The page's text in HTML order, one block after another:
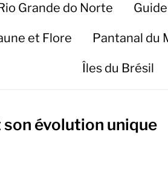
Grande do Norte
et Flore Pantanal du
Îles du Brésil
son évolution unique